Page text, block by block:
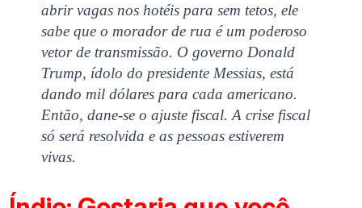
abrir vagas nos hotéis para sem tetos, ele
sabe que o morador de rua é um poderoso
vetor de transmissão. O governo Donald
Trump, ídolo do presidente Messias, está
dando mil dólares para cada americano.
Então, dane-se o ajuste fiscal. A crise fiscal
só será resolvida e as pessoas estiverem
vivas.